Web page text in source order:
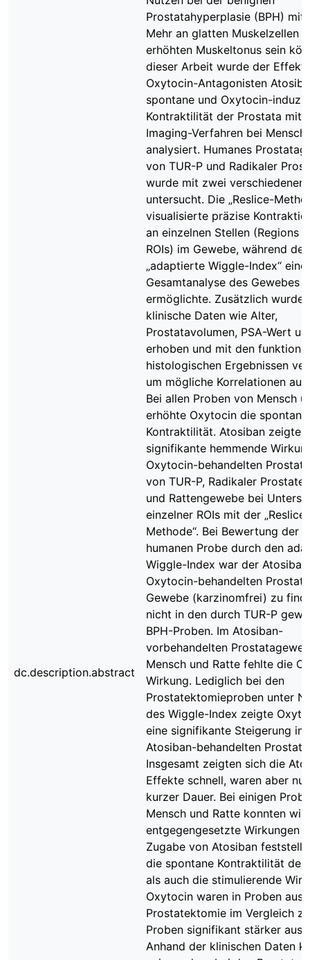
dc.description.abstract
Prostatahyperplasie (BPH) mit
Mehr an glatten Muskelzellen
erhöhten Muskeltonus sein
dieser Arbeit wurde der Effekt
Oxytocin-Antagonisten
spontane und Oxytocin-
Kontraktilität der Prostata
Imaging-Verfahren bei Mensch
analysiert. Humanes
von TUR-P und Radikaler
wurde mit zwei verschiedenen
untersucht. Die „Reslice-
visualisierte präzise
an einzelnen Stellen (Regions
ROIs) im Gewebe, während der
„adaptierte Wiggle-Index“ eine
Gesamtanalyse des Gewebes
ermöglichte. Zusätzlich
klinische Daten wie Alter,
Prostatavolumen, PSA-Wert
erhoben und mit den
histologischen Ergebnissen
um mögliche Korrelationen
Bei allen Proben von Mensch
erhöhte Oxytocin die spontane
Kontraktilität. Atosiban zeigte
signifikante hemmende
Oxytocin-behandelten
von TUR-P, Radikaler
und Rattengewebe bei
einzelner ROIs mit der „Reslice-
Methode“. Bei Bewertung der
humanen Probe durch den
Wiggle-Index war der
Oxytocin-behandelten
Gewebe (karzinomfrei) zu
nicht in den durch TUR-P
BPH-Proben. Im Atosiban-
vorbehandelten
Mensch und Ratte fehlte die
Wirkung. Lediglich bei den
Prostatektomieproben unter
des Wiggle-Index zeigte
eine signifikante Steigerung
Atosiban-behandelten
Insgesamt zeigten sich die
Effekte schnell, waren aber
kurzer Dauer. Bei einigen
Mensch und Ratte konnten wir
entgegengesetzte Wirkungen
Zugabe von Atosiban
die spontane Kontraktilität des
als auch die stimulierende
Oxytocin waren in Proben aus
Prostatektomie im Vergleich
Proben signifikant stärker
Anhand der klinischen Daten